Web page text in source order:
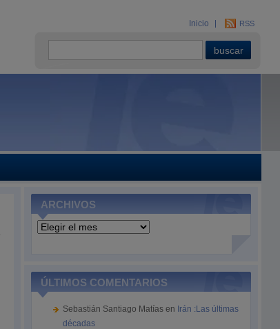
Inicio RSS
ARCHIVOS
Archivos
ÚLTIMOS COMENTARIOS
Sebastián Santiago Matías en Irán :Las últimas
décadas